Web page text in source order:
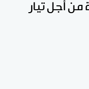
أجل تيار